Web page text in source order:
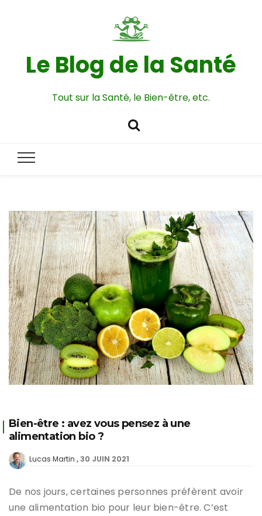
Le Blog de la Santé
Tout sur la Santé, le Bien-être, etc.
Bien-être : avez vous pensez à une
alimentation bio ?
Lucas Martin 30 JUIN 2021
De nos jours, certaines personnes préfèrent avoir
une alimentation bio pour leur bien-être. C’est